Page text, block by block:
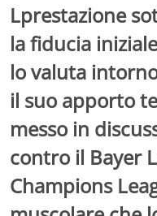
Lprestazione
la fiducia
lo valuta
il suo apporto
messo in
contro il Bayer
Champions